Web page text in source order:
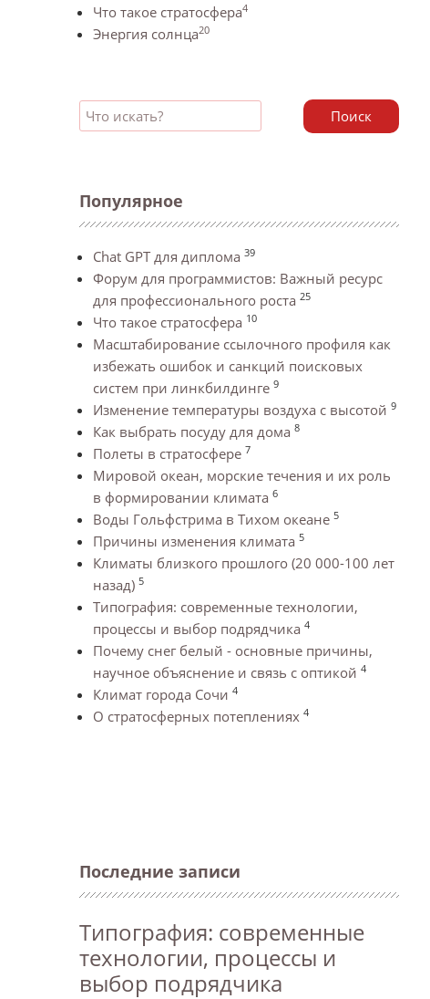
Что такое стратосфера4
Энергия солнца20
Поиск
Популярное
Chat GPT для диплома 39
Форум для программистов: Важный ресурс
для профессионального роста 25
Что такое стратосфера 10
Масштабирование ссылочного профиля как
избежать ошибок и санкций поисковых
систем при линкбилдинге 9
Изменение температуры воздуха с высотой 9
Как выбрать посуду для дома 8
Полеты в стратосфере 7
Мировой океан, морские течения и их роль
в формировании климата 6
Воды Гольфстрима в Тихом океане 5
Причины изменения климата 5
Климаты близкого прошлого (20 000-100 лет
назад) 5
Типография: современные технологии,
процессы и выбор подрядчика 4
Почему снег белый - основные причины,
научное объяснение и связь с оптикой 4
Климат города Сочи 4
О стратосферных потеплениях 4
Последние записи
Типография: современные
технологии, процессы и
выбор подрядчика